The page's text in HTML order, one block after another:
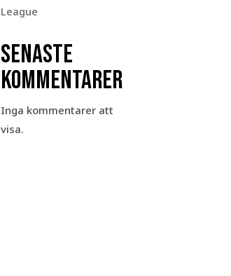
League
Senaste
kommentarer
Inga kommentarer att
visa.